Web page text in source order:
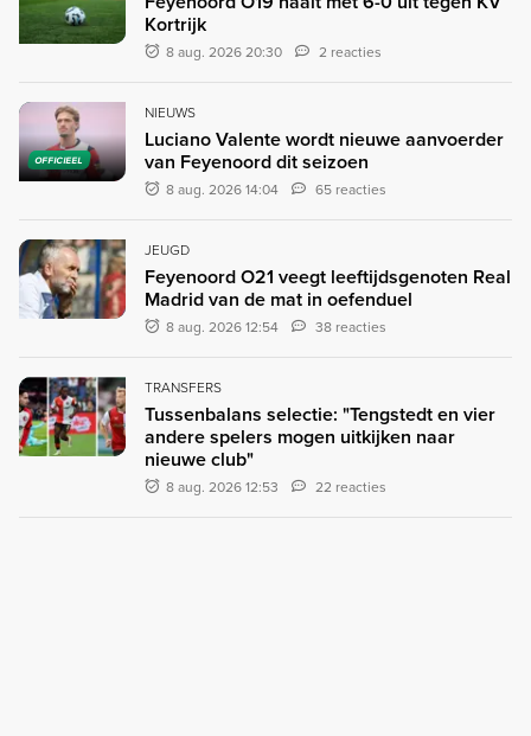
Kortrijk
8 aug. 2026 20:30 2 reacties
OFFICIEEL
NIEUWS
Luciano Valente wordt nieuwe aanvoerder
van Feyenoord dit seizoen
8 aug. 2026 14:04 65 reacties
JEUGD
Feyenoord O21 veegt leeftijdsgenoten Real
Madrid van de mat in oefenduel
8 aug. 2026 12:54 38 reacties
TRANSFERS
Tussenbalans selectie: "Tengstedt en vier
andere spelers mogen uitkijken naar
nieuwe club"
8 aug. 2026 12:53 22 reacties